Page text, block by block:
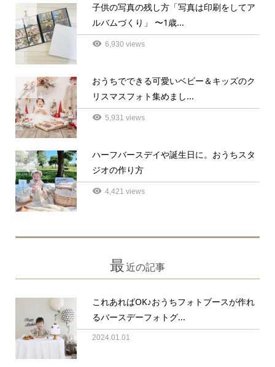
1
子供の写真の残し方「写真は印刷をしてア
ルバムづくり」 〜1歳...
6,930 views
2
おうちでできる可愛いベビー＆キッズのク
リスマスフォト集めまし...
5,931 views
3
ハーフバースデイや誕生日に。おうちスタ
ジオの作り方
4,421 views
最近の記事
これあればOK♪おうちフォトブースが作れ
るバースデーフォトグ...
2024.01.01